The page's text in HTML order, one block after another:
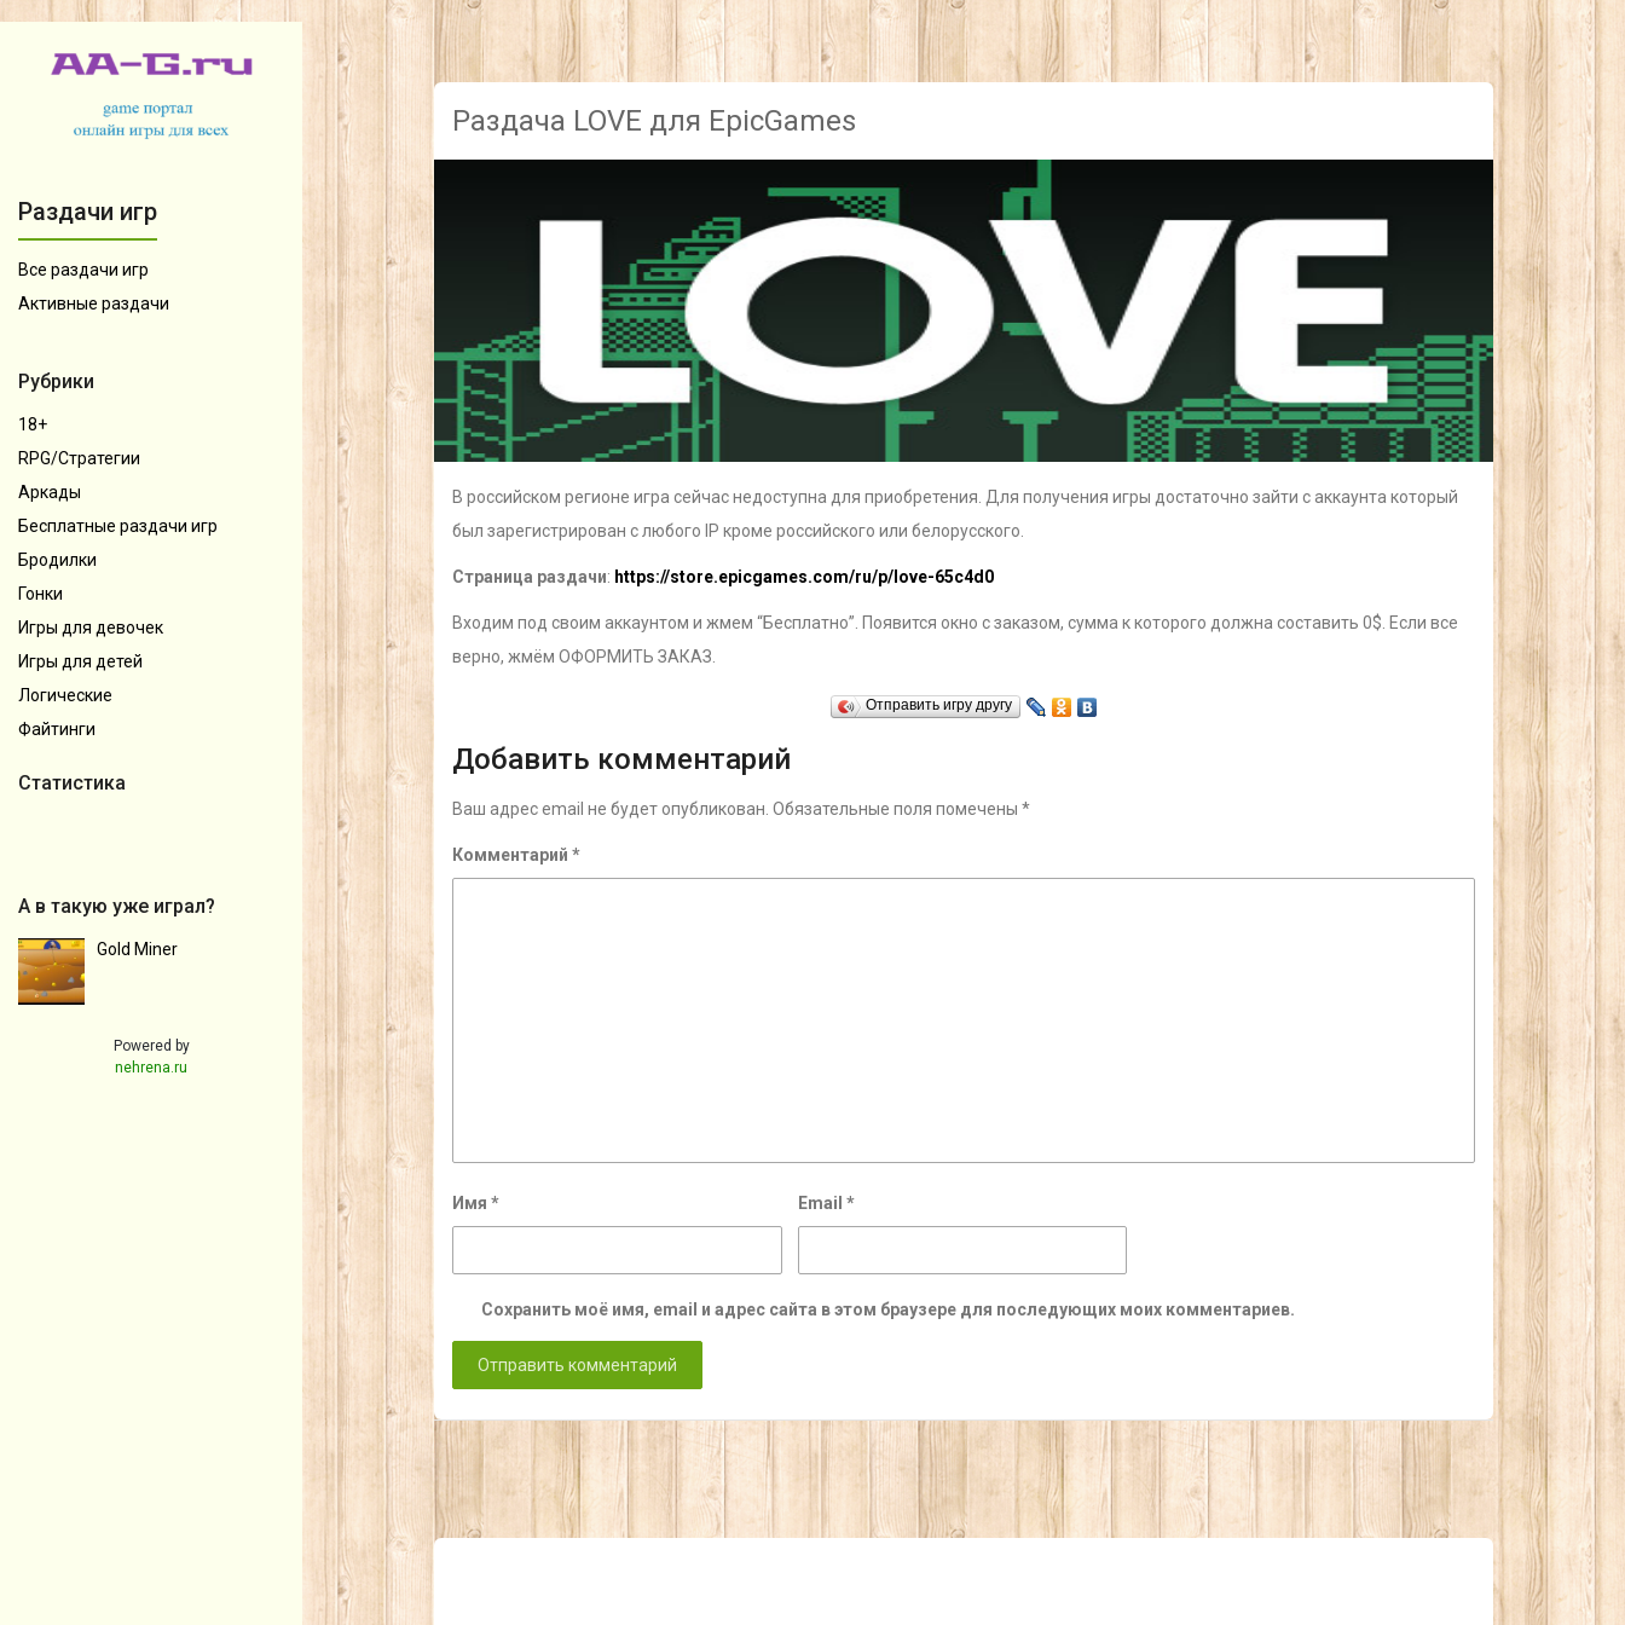
Раздачи игр
Все раздачи игр
Активные раздачи
Рубрики
18+
RPG/Стратегии
Аркады
Бесплатные раздачи игр
Бродилки
Гонки
Игры для девочек
Игры для детей
Логические
Файтинги
Статистика
А в такую уже играл?
Gold Miner
Powered by
nehrena.ru
Раздача LOVE для EpicGames
В российском регионе игра сейчас недоступна для приобретения. Для получения игры достаточно зайти с аккаунта который
был зарегистрирован с любого IP кроме российского или белорусского.
Страница раздачи: https://store.epicgames.com/ru/p/love-65c4d0
Входим под своим аккаунтом и жмем “Бесплатно”. Появится окно с заказом, сумма к которого должна составить 0$. Если все
верно, жмём ОФОРМИТЬ ЗАКАЗ.
Отправить игру другу
Добавить комментарий
Ваш адрес email не будет опубликован. Обязательные поля помечены*
Комментарий*
Имя* Email *
Сохранить моё имя, email и адрес сайта в этом браузере для последующих моих комментариев.